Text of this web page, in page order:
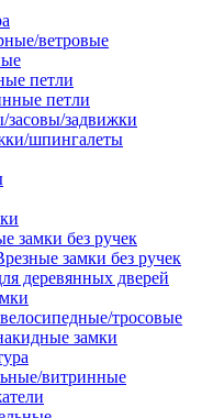
ветровые
петли
петли
задвижки
шпингалеты
замки без ручек
замки без ручек
деревянных дверей
тросовые
замки
витринные